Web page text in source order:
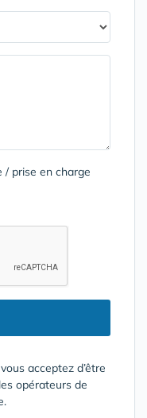
/ prise en charge
acceptez d’être
opérateurs de